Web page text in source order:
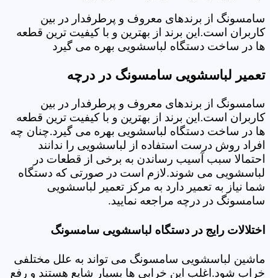
سامسونگ از برندهای معروف و پرطرفدار در بین
کاربران است.این برند از بهترین و با کیفیت ترین قطعه
ها در ساخت دستگاه لباسشویی بهره می گیرد
تعمیر لباسشویی سامسونگ در درچه
سامسونگ از برندهای معروف و پرطرفدار در بین
کاربران است.این برند از بهترین و با کیفیت ترین قطعه
ها در ساخت دستگاه لباسشویی بهره می گیرد.چنان چه
افراد روش درست استفاده از لباسشویی را ندانند
احتمالا سبب آسیب رساندن به برخی از قطعات در
لباسشویی می شوند.لازم است در صورتی که دستگاه
شما نیاز به تعمیر دارد به مرکز تعمیر لباسشویی
سامسونگ در درچه مراجعه نمایید.
اختلالات رایج در دستگاه لباسشویی سامسونگ
ماشین لباسشویی سامسونگ می تواند به علل مختلفی
خراب شود.اغلب این خرابی ها بسیار شایع هستند و رفع